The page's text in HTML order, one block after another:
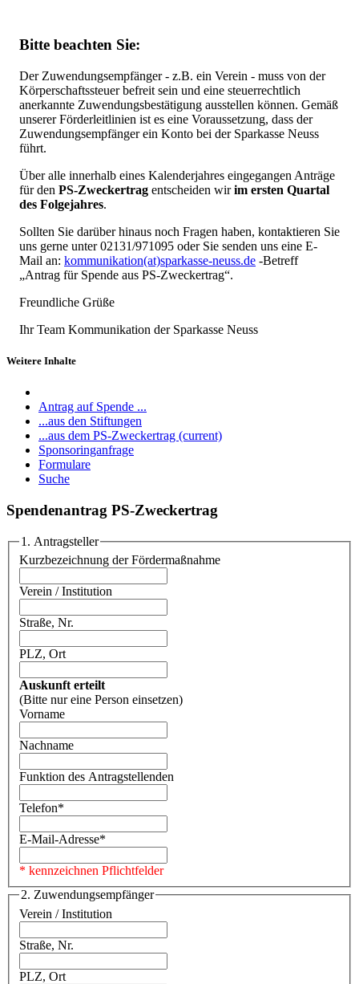
Bitte beachten Sie:
Der Zuwendungsempfänger - z.B. ein Verein - muss von der
Körperschaftssteuer befreit sein und eine steuerrechtlich
anerkannte Zuwendungsbestätigung ausstellen können. Gemäß
unserer Förderleitlinien ist es eine Voraussetzung, dass der
Zuwendungsempfänger ein Konto bei der Sparkasse Neuss
führt.
Über alle innerhalb eines Kalenderjahres eingegangen Anträge
für den PS-Zweckertrag entscheiden wirim ersten Quartal
des Folgejahres.
Sollten Sie darüber hinaus noch Fragen haben, kontaktieren Sie
uns gerne unter 02131/971095 oder Sie senden uns eine E-
Mail an: kommunikation(at)sparkasse-neuss.de -Betreff
„Antrag für Spende aus PS-Zweckertrag“.
Freundliche Grüße
Ihr Team Kommunikation der Sparkasse Neuss
Weitere Inhalte
Antrag auf Spende ...
...aus den Stiftungen
...aus dem PS-Zweckertrag (current)
Sponsoringanfrage
Formulare
Suche
Spendenantrag PS-Zweckertrag
1. Antragsteller
Kurzbezeichnung der Fördermaßnahme
Verein / Institution
Straße, Nr.
PLZ, Ort
Auskunft erteilt
(Bitte nur eine Person einsetzen)
Vorname
Nachname
Funktion des Antragstellenden
Telefon*
E-Mail-Adresse*
* kennzeichnen Pflichtfelder
2. Zuwendungsempfänger
Verein / Institution
Straße, Nr.
PLZ, Ort